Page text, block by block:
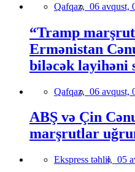
Qafqaz, 06 avqust,
“Tramp
Ermənistan
biləcək
Qafqaz, 06 avqust,
ABŞ və Çin
marşrutlar
Ekspress təhlil, 05